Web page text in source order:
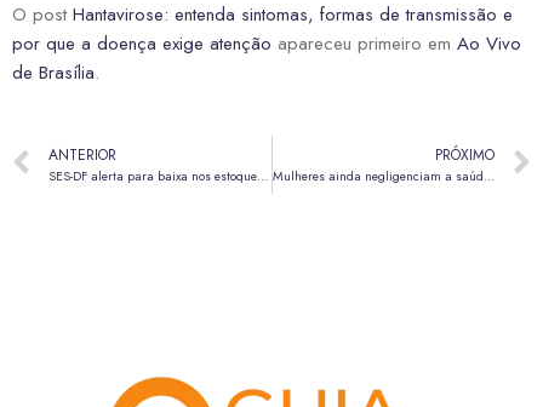
O post Hantavirose: entenda sintomas, formas de transmissão e
por que a doença exige atenção apareceu primeiro em Ao Vivo
de Brasília.
ANTERIOR
SES-DF alerta para baixa nos estoques de leite materno e intensifica campanha de doação
PRÓXIMO
Mulheres ainda negligenciam a saúde do coração, alerta cardiologista do HBDF